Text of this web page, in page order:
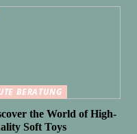
BERATUNG
the World of High-
Soft Toys